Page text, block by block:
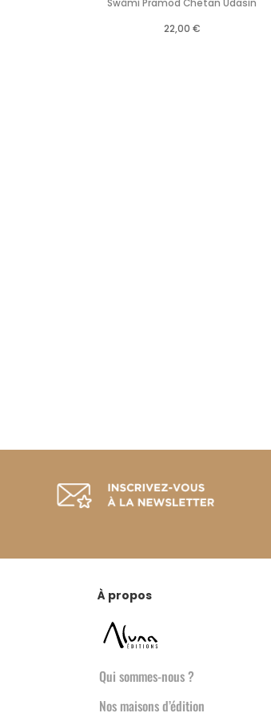
Swâmi Pramod Chetan Udasin
22,00 €
À propos
Qui sommes-nous ?
Nos maisons d’édition